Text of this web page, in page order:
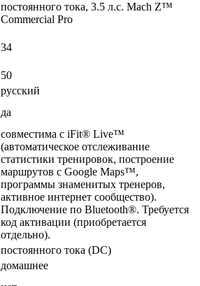
постоянного тока, 3.5 л.с. Mach Z™
Commercial Pro
34
50
русский
да
совместима с iFit® Live™
(автоматическое отслеживание
статистики тренировок, построение
маршрутов с Google Maps™,
программы знаменитых тренеров,
активное интернет сообщество).
Подключение по Bluetooth®. Требуется
код активации (приобретается
отдельно).
постоянного тока (DC)
домашнее